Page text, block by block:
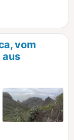
vom
aus